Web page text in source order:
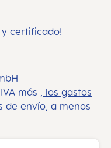
más , los gastos
de envío, a menos
y certificado!